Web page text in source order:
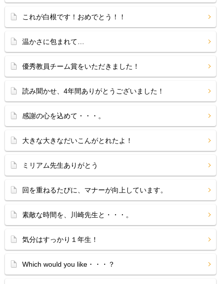
これが白根です！おめでとう！！
温かさに包まれて…
優秀教員チーム賞をいただきました！
読み聞かせ、4年間ありがとうございました！
感謝の心を込めて・・・。
大きな大きなだいこんがとれたよ！
ミリアム先生ありがとう
回を重ねるたびに、マナーが向上しています。
素敵な時間を、川崎先生と・・・。
気分はすっかり１年生！
Which would you like・・・？